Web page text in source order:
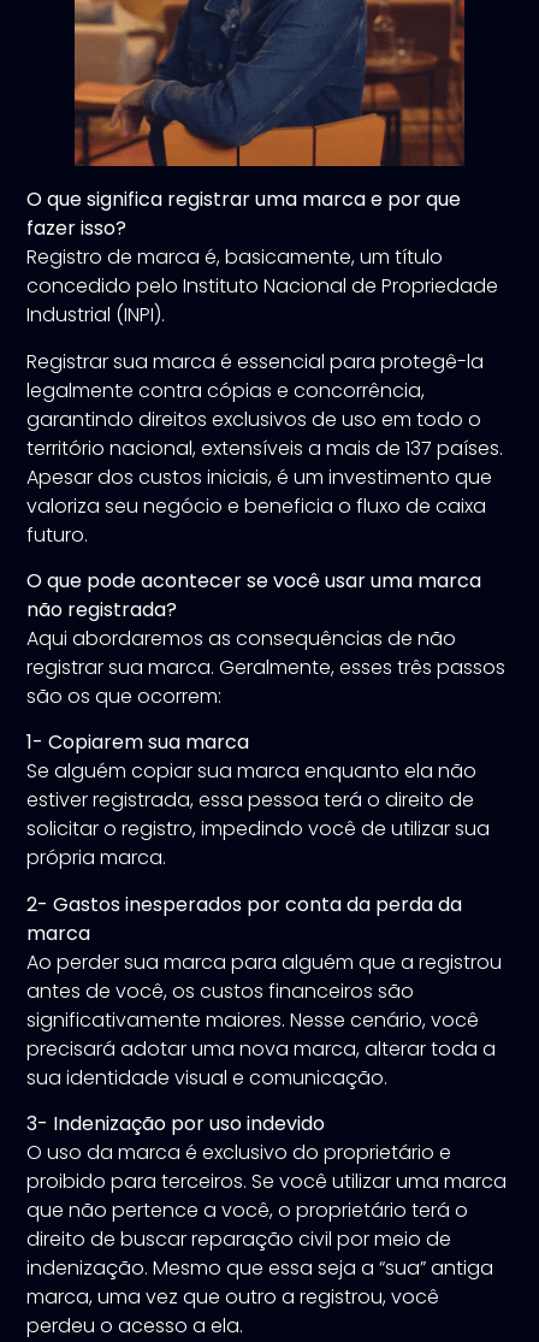
O que significa registrar uma marca e por que
fazer isso?
Registro de marca é, basicamente, um título
concedido pelo Instituto Nacional de Propriedade
Industrial (INPI).
Registrar sua marca é essencial para protegê-la
legalmente contra cópias e concorrência,
garantindo direitos exclusivos de uso em todo o
território nacional, extensíveis a mais de 137 países.
Apesar dos custos iniciais, é um investimento que
valoriza seu negócio e beneficia o fluxo de caixa
futuro.
O que pode acontecer se você usar uma marca
não registrada?
Aqui abordaremos as consequências de não
registrar sua marca. Geralmente, esses três passos
são os que ocorrem:
1- Copiarem sua marca
Se alguém copiar sua marca enquanto ela não
estiver registrada, essa pessoa terá o direito de
solicitar o registro, impedindo você de utilizar sua
própria marca.
2- Gastos inesperados por conta da perda da
marca
Ao perder sua marca para alguém que a registrou
antes de você, os custos financeiros são
significativamente maiores. Nesse cenário, você
precisará adotar uma nova marca, alterar toda a
sua identidade visual e comunicação.
3- Indenização por uso indevido
O uso da marca é exclusivo do proprietário e
proibido para terceiros. Se você utilizar uma marca
que não pertence a você, o proprietário terá o
direito de buscar reparação civil por meio de
indenização. Mesmo que essa seja a “sua” antiga
marca, uma vez que outro a registrou, você
perdeu o acesso a ela.